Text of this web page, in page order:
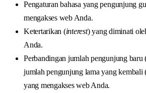
Pengaturan bahasa yang pengunjung
mengakses web Anda.
Ketertarikan (interest) yang diminati
Anda.
Perbandingan jumlah pengunjung baru
jumlah pengunjung lama yang kembali
yang mengakses web Anda.